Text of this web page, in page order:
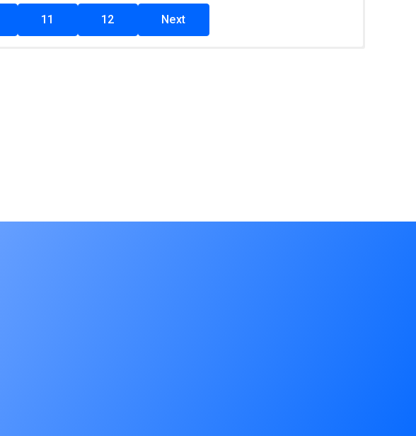
11 12 Next